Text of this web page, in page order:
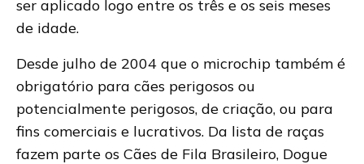
ser aplicado logo entre os três e os seis meses
de idade.
Desde julho de 2004 que o microchip também é
obrigatório para cães perigosos ou
potencialmente perigosos, de criação, ou para
fins comerciais e lucrativos. Da lista de raças
fazem parte os Cães de Fila Brasileiro, Dogue